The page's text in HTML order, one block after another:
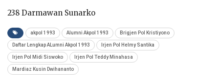
238 Darmawan Sunarko
akpol 1993 Alumni Akpol 1993 Brigjen Pol Kristiyono
Daftar Lengkap ALumni Akpol 1993 Irjen Pol Helmy Santika
Irjen Pol Midi Siswoko Irjen Pol Teddy Minahasa
Mardiaz Kusin Dwihananto